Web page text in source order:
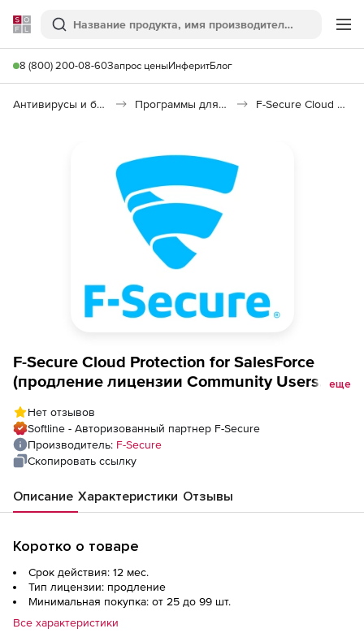
Softline
Поиск
8 (800) 200-08-60Запрос ценыИнферитБлог
Антивирусы и безопасность Программы для защиты информации F-Secure Cloud Protection for Salesforce
F-Secure Cloud Protection for SalesForce
(продление лицензии Community Users
Количество лицензий
еще
Нет отзывов
Softline - Авторизованный партнер F-Secure
Производитель: F-Secure
Скопировать ссылку
Описание Характеристики Отзывы
Коротко о товаре
Срок действия: 12 мес.
Тип лицензии: продление
Минимальная покупка: от 25 до 99 шт.
Все характеристики